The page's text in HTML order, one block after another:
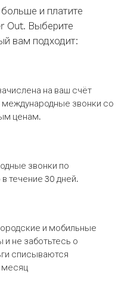
и платите
Out. Выберите
вам подходит:
на ваш счёт
звонки со
ценам.
звонки по
течение 30 дней.
и мобильные
не заботьтесь о
списываются
месяц